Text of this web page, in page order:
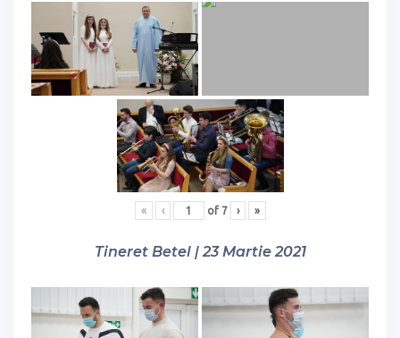
« ‹ of 7 › »
Tineret Betel | 23 Martie 2021